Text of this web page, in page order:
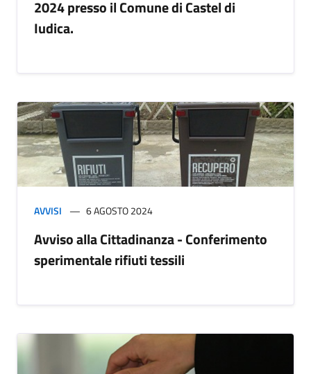
2024 presso il Comune di Castel di
Iudica.
AVVISI 6 AGOSTO 2024
Avviso alla Cittadinanza - Conferimento
sperimentale rifiuti tessili